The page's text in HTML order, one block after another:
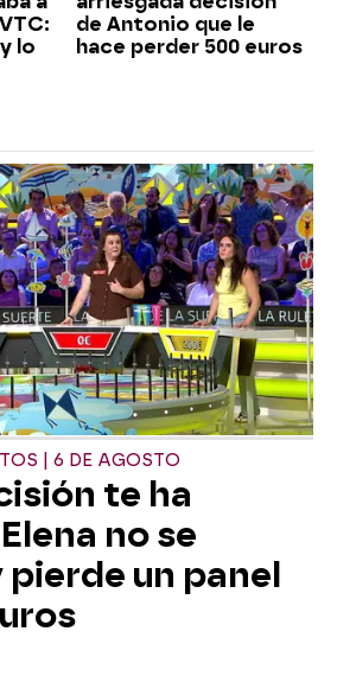
lo
de Antonio que le
hace perder 500 euros
| 6 DE AGOSTO
te ha
no se
un panel